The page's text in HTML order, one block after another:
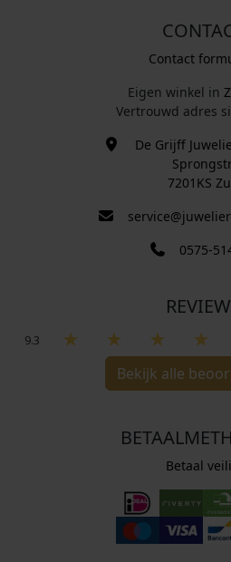
Contact
Eigen winkel in
Vertrouwd adres
De Grijff
7201KS
0575-
9.3
Bekijk alle
Betaal